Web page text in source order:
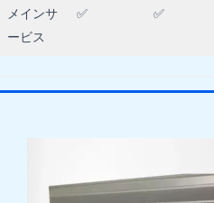
メインサ
ービス
✅ ✅